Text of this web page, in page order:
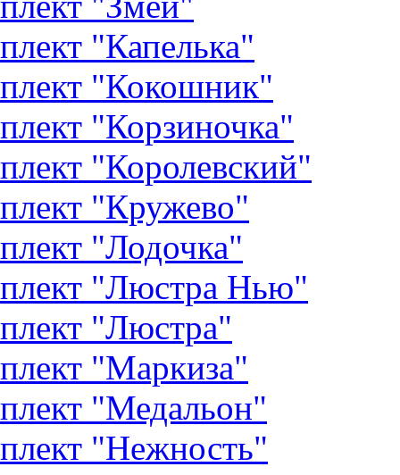
"Капелька"
"Кокошник"
"Корзиночка"
"Королевский"
"Кружево"
"Лодочка"
"Люстра Нью"
"Люстра"
"Маркиза"
"Медальон"
"Нежность"